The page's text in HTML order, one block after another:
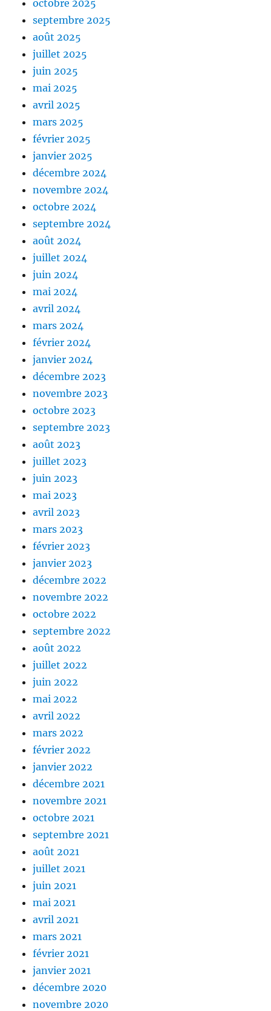
octobre 2025
septembre 2025
août 2025
juillet 2025
juin 2025
mai 2025
avril 2025
mars 2025
février 2025
janvier 2025
décembre 2024
novembre 2024
octobre 2024
septembre 2024
août 2024
juillet 2024
juin 2024
mai 2024
avril 2024
mars 2024
février 2024
janvier 2024
décembre 2023
novembre 2023
octobre 2023
septembre 2023
août 2023
juillet 2023
juin 2023
mai 2023
avril 2023
mars 2023
février 2023
janvier 2023
décembre 2022
novembre 2022
octobre 2022
septembre 2022
août 2022
juillet 2022
juin 2022
mai 2022
avril 2022
mars 2022
février 2022
janvier 2022
décembre 2021
novembre 2021
octobre 2021
septembre 2021
août 2021
juillet 2021
juin 2021
mai 2021
avril 2021
mars 2021
février 2021
janvier 2021
décembre 2020
novembre 2020